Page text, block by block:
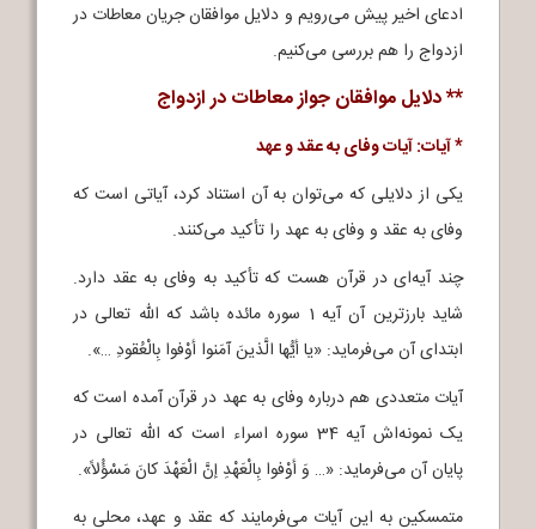
ادعای اخیر پیش می‌رویم و دلایل موافقان جریان معاطات در
ازدواج را هم بررسی می‌کنیم.
** دلایل موافقان جواز معاطات در ازدواج
* آیات: آیات وفای به عقد و عهد
یکی از دلایلی که می‌توان به آن استناد کرد، آیاتی است که
وفای به عقد و وفای به عهد را تأکید می‌کنند.
چند آیه‌ای در قرآن هست که تأکید به وفای به عقد دارد.
شاید بارزترین آن آیه 1 سوره مائده باشد که الله تعالی در
ابتدای آن می‌فرماید: «یا أیُّها الَّذینَ آمَنوا أوْفوا بِالْعُقودِ …».
آیات متعددی هم درباره وفای به عهد در قرآن آمده است که
یک نمونه‌اش آیه 34 سوره اسراء است که الله تعالی در
پایان آن می‌فرماید: «… وَ أوْفوا بِالْعَهْدِ إنَّ الْعَهْدَ کانَ مَسْؤُلاً».
متمسکین به این آیات می‌فرمایند که عقد و عهد، محلی به